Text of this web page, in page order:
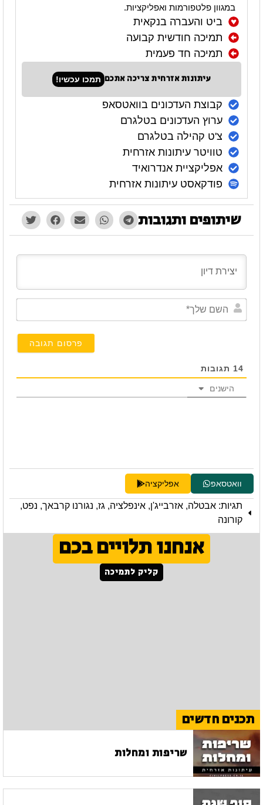
במגוון פלטפורמות ואפליקציות.
ביט והעברה בנקאית
תמיכה חודשית קבועה
תמיכה חד פעמית
עיתונות אזרחית צריכה אתכם תמכו עכשיו!
קבוצת העדכונים בוואטסאפ
ערוץ העדכונים בטלגרם
צ'ט קהילה בטלגרם
טוויטר עיתונות אזרחית
אפליקציית אנדרואיד
פודקאסט עיתונות אזרחית
שיתופים ותגובות
14 תגובות
הישנים
וואטסאפ אפליקציה
תגיות: אבטלה, אזרבייג'ן, אינפלציה, גז, נגורנו קרבאך, נפט,
קורונה
אנחנו תלויים בכם
קליק לתמיכה
תכנים חדשים
שריפות ומחלות